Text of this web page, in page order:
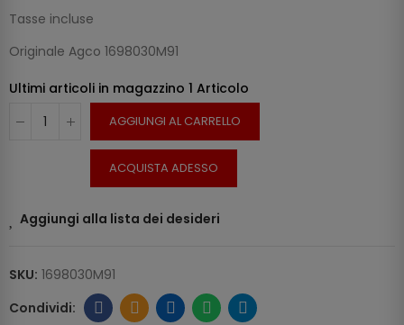
Tasse incluse
Originale Agco 1698030M91
Ultimi articoli in magazzino 1 Articolo
AGGIUNGI AL CARRELLO
ACQUISTA ADESSO
Aggiungi alla lista dei desideri
SKU: 1698030M91